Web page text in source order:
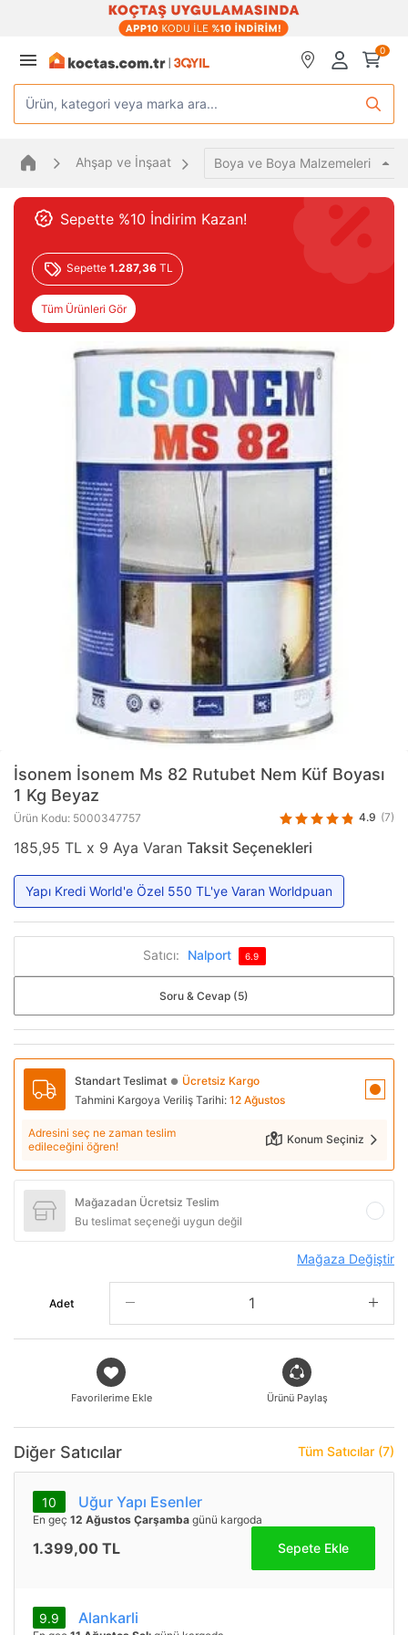
0
Ürün, kategori veya marka ara...
Ahşap ve İnşaat Boya ve Boya Malzemeleri
Sepette %10 İndirim Kazan!
Sepette 1.287,36 TL
Tüm Ürünleri Gör
İsonem İsonem Ms 82 Rutubet Nem Küf Boyası
1 Kg Beyaz
Ürün Kodu: 5000347757 4.9 (7)
185,95 TL x 9 Aya Varan Taksit Seçenekleri
Yapı Kredi World'e Özel 550 TL'ye Varan Worldpuan
Satıcı: Nalport 6.9
Soru & Cevap (5)
Standart Teslimat ● Ücretsiz Kargo
Tahmini Kargoya Veriliş Tarihi: 12 Ağustos
Adresini seç ne zaman teslim
edileceğini öğren!
Konum Seçiniz
Mağazadan Ücretsiz Teslim
Bu teslimat seçeneği uygun değil
Mağaza Değiştir
Adet
Favorilerime Ekle Ürünü Paylaş
Diğer Satıcılar Tüm Satıcılar (7)
10 Uğur Yapı Esenler
En geç 12 Ağustos Çarşamba günü kargoda
1.399,00 TL Sepete Ekle
9.9 Alankarli